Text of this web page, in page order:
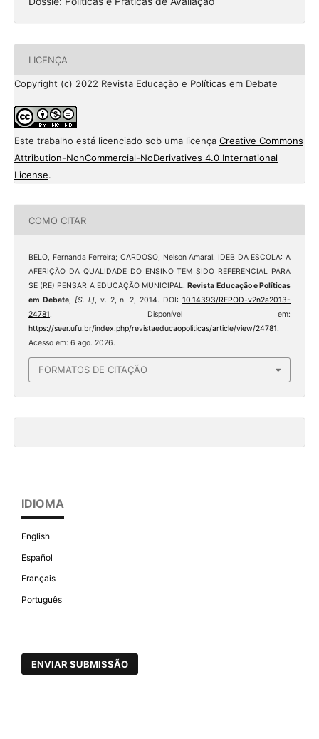
LICENÇA
Copyright (c) 2022 Revista Educação e Políticas em Debate
Este trabalho está licenciado sob uma licença Creative Commons
Attribution-NonCommercial-NoDerivatives 4.0 International
License.
COMO CITAR
BELO, Fernanda Ferreira; CARDOSO, Nelson Amaral. IDEB DA ESCOLA: A
AFERIÇÃO DA QUALIDADE DO ENSINO TEM SIDO REFERENCIAL PARA
SE (RE) PENSAR A EDUCAÇÃO MUNICIPAL.Revista Educação e Políticas
em Debate, [S. l.], v. 2, n. 2, 2014. DOI:10.14393/REPOD-v2n2a2013-
24781. Disponível em:
https://seer.ufu.br/index.php/revistaeducaopoliticas/article/view/24781.
Acesso em: 6 ago. 2026.
FORMATOS DE CITAÇÃO
IDIOMA
English
Español
Français
Português
ENVIAR SUBMISSÃO